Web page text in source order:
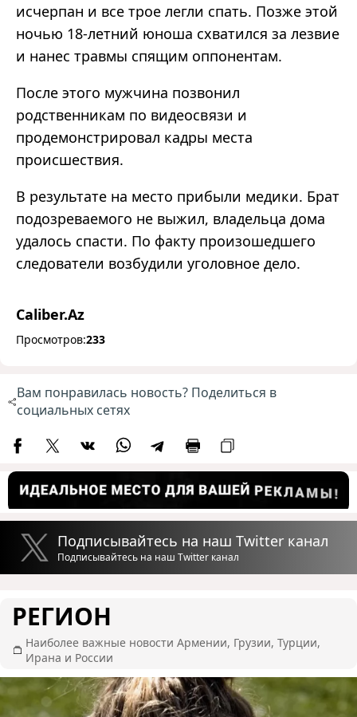
исчерпан и все трое легли спать. Позже этой
ночью 18-летний юноша схватился за лезвие
и нанес травмы спящим оппонентам.
После этого мужчина позвонил
родственникам по видеосвязи и
продемонстрировал кадры места
происшествия.
В результате на место прибыли медики. Брат
подозреваемого не выжил, владельца дома
удалось спасти. По факту произошедшего
следователи возбудили уголовное дело.
Caliber.Az
Просмотров:233
Вам понравилась новость? Поделиться в
социальных сетях
Подписывайтесь на наш Twitter канал
Подписывайтесь на наш Twitter канал
РЕГИОН
Наиболее важные новости Армении, Грузии, Турции,
Ирана и России